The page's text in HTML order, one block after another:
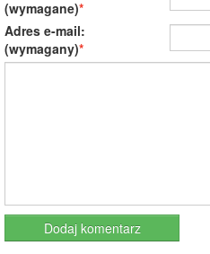
(wymagane)
Adres e-mail:
(wymagany)